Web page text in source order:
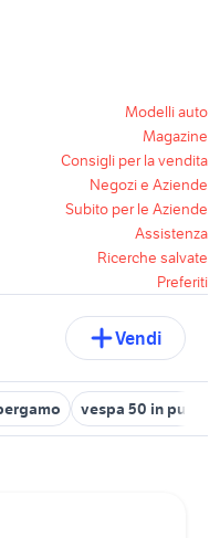
Modelli auto
Magazine
Consigli per la vendita
Negozi e Aziende
Subito per le Aziende
Assistenza
Ricerche salvate
Preferiti
Vendi
vespa 50 in puglia